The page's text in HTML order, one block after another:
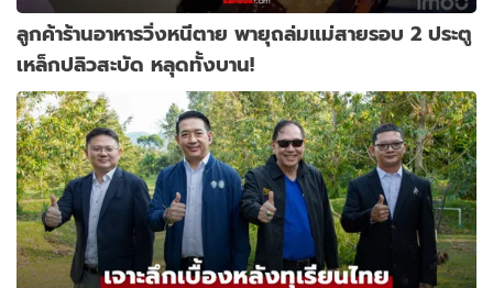
ลูกค้าร้านอาหารวิ่งหนีตาย พายุถล่มแม่สายรอบ 2 ประตู
เหล็กปลิวสะบัด หลุดทั้งบาน!